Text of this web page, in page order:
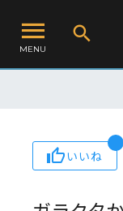
MENU
いいね